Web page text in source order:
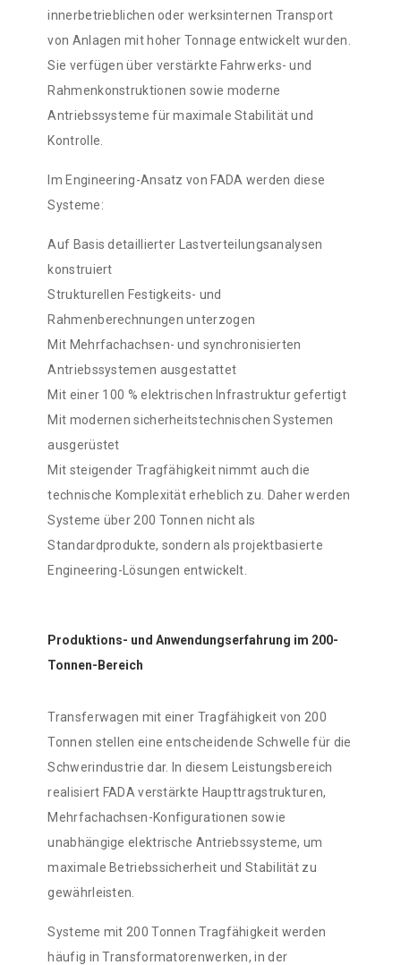
innerbetrieblichen oder werksinternen Transport
von Anlagen mit hoher Tonnage entwickelt wurden.
Sie verfügen über verstärkte Fahrwerks- und
Rahmenkonstruktionen sowie moderne
Antriebssysteme für maximale Stabilität und
Kontrolle.
Im Engineering-Ansatz von FADA werden diese
Systeme:
Auf Basis detaillierter Lastverteilungsanalysen
konstruiert
Strukturellen Festigkeits- und
Rahmenberechnungen unterzogen
Mit Mehrfachachsen- und synchronisierten
Antriebssystemen ausgestattet
Mit einer 100 % elektrischen Infrastruktur gefertigt
Mit modernen sicherheitstechnischen Systemen
ausgerüstet
Mit steigender Tragfähigkeit nimmt auch die
technische Komplexität erheblich zu. Daher werden
Systeme über 200 Tonnen nicht als
Standardprodukte, sondern als projektbasierte
Engineering-Lösungen entwickelt.
Produktions- und Anwendungserfahrung im 200-
Tonnen-Bereich
Transferwagen mit einer Tragfähigkeit von 200
Tonnen stellen eine entscheidende Schwelle für die
Schwerindustrie dar. In diesem Leistungsbereich
realisiert FADA verstärkte Haupttragstrukturen,
Mehrfachachsen-Konfigurationen sowie
unabhängige elektrische Antriebssysteme, um
maximale Betriebssicherheit und Stabilität zu
gewährleisten.
Systeme mit 200 Tonnen Tragfähigkeit werden
häufig in Transformatorenwerken, in der